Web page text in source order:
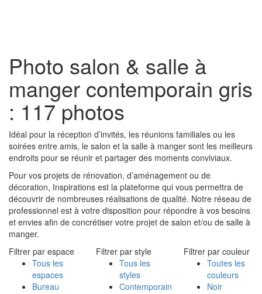
Photo salon & salle à
manger contemporain gris
: 117 photos
Idéal pour la réception d’invités, les réunions familiales ou les
soirées entre amis, le salon et la salle à manger sont les meilleurs
endroits pour se réunir et partager des moments conviviaux.
Pour vos projets de rénovation, d’aménagement ou de
décoration, Inspirations est la plateforme qui vous permettra de
découvrir de nombreuses réalisations de qualité. Notre réseau de
professionnel est à votre disposition pour répondre à vos besoins
et envies afin de concrétiser votre projet de salon et/ou de salle à
manger.
Filtrer par espace
Tous les
espaces
Bureau
Filtrer par style
Tous les
styles
Contemporain
Filtrer par couleur
Toutes les
couleurs
Noir